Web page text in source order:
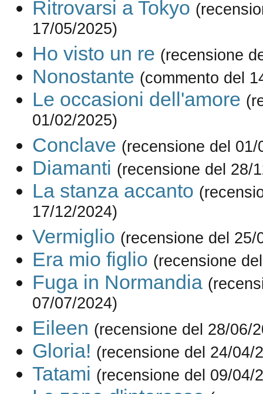
Ritrovarsi a Tokyo
17/05/2025)
Ho visto un re (recensione
Nonostante (commento del
Le occasioni dell'amore
01/02/2025)
Conclave (recensione del 01/
Diamanti (recensione del 28/
La stanza accanto
17/12/2024)
Vermiglio (recensione del 25/
Era mio figlio (recensione
Fuga in Normandia
07/07/2024)
Eileen (recensione del 28/06/
Gloria! (recensione del 24/04/
Tatami (recensione del 09/04/